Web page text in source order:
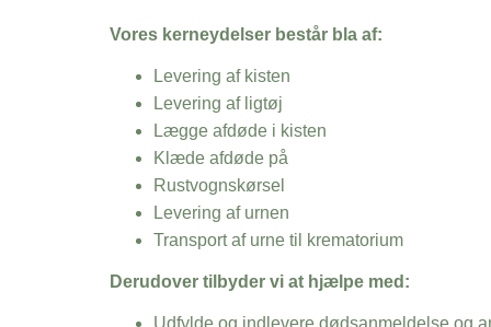
Vores kerneydelser består bla af:
Levering af kisten
Levering af ligtøj
Lægge afdøde i kisten
Klæde afdøde på
Rustvognskørsel
Levering af urnen
Transport af urne til krematorium
Derudover tilbyder vi at hjælpe med:
Udfylde og indlevere dødsanmeldelse og